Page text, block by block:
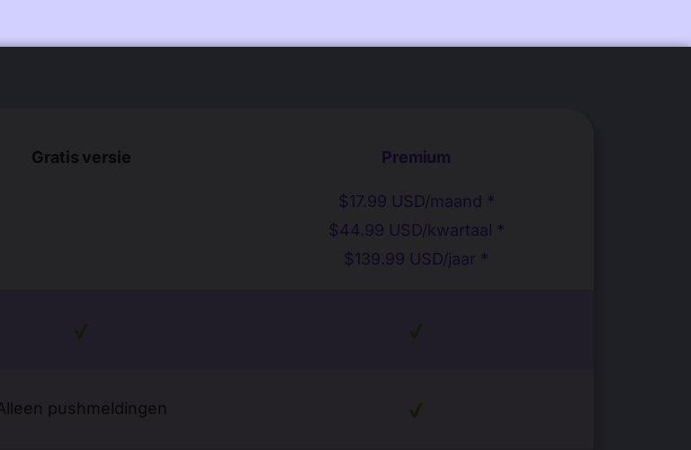
Gratis versie Premium
$17.99 USD/maand *
$44.99 USD/kwartaal *
$139.99 USD/jaar *
pushmeldingen